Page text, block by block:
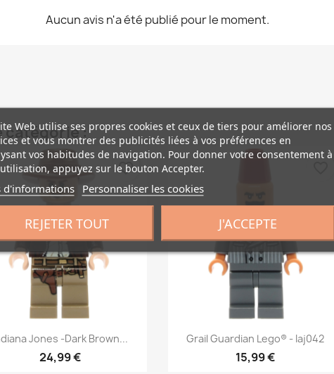
Aucun avis n'a été publié pour le moment.
catégorie :
 Aperçu rapide
Jones -Dark Brown...
24,99 €
favorite_border
Aperçu rapide
Grail Guardian Lego® - Iaj042
15,99 €
Web utilise ses propres cookies et ceux de tiers pour améliorer nos
et vous montrer des publicités liées à vos préférences en
vos habitudes de navigation. Pour donner votre consentement à
appuyez sur le bouton Accepter.
d'informations Personnaliser les cookies
REJETER TOUT J'ACCEPTE